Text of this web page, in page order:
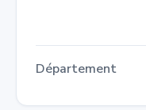
Département